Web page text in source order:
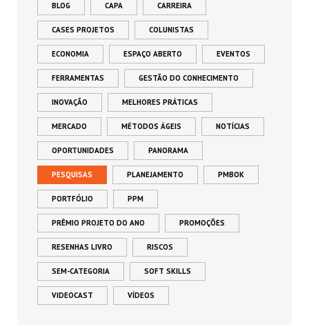
BLOG
CAPA CARREIRA
CASES PROJETOS COLUNISTAS
ECONOMIA ESPAÇO ABERTO EVENTOS
FERRAMENTAS GESTÃO DO CONHECIMENTO
INOVAÇÃO MELHORES PRÁTICAS
MERCADO MÉTODOS ÁGEIS NOTÍCIAS
OPORTUNIDADES PANORAMA
PESQUISAS PLANEJAMENTO PMBOK
PORTFÓLIO PPM
PRÊMIO PROJETO DO ANO PROMOÇÕES
RESENHAS LIVRO RISCOS
SEM-CATEGORIA SOFT SKILLS
VIDEOCAST VÍDEOS